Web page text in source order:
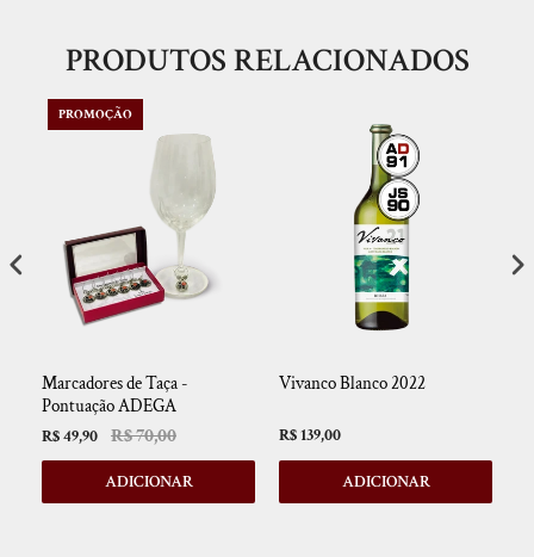
PRODUTOS RELACIONADOS
PROMOÇÃO
Marcadores de Taça -
Pontuação ADEGA
R$ 49,90 R$ 70,00
ADICIONAR
Vivanco Blanco 2022
R$ 139,00
ADICIONAR